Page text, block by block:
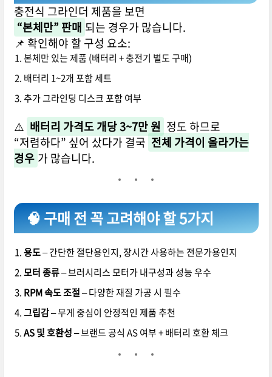
충전식 그라인더 제품을 보면
“본체만” 판매 되는 경우가 많습니다.
📌 확인해야 할 구성 요소:
본체만 있는 제품 (배터리 + 충전기 별도 구매)
배터리 1~2개 포함 세트
추가 그라인딩 디스크 포함 여부
⚠️ 배터리 가격도 개당 3~7만 원 정도 하므로
“저렴하다” 싶어 샀다가 결국 전체 가격이 올라가는
경우 가 많습니다.
🧠 구매 전 꼭 고려해야 할 5가지
용도– 간단한 절단용인지, 장시간 사용하는 전문가용인지
모터 종류– 브러시리스 모터가 내구성과 성능 우수
RPM 속도 조절– 다양한 재질 가공 시 필수
그립감– 무게 중심이 안정적인 제품 추천
AS 및 호환성– 브랜드 공식 AS 여부 + 배터리 호환 체크